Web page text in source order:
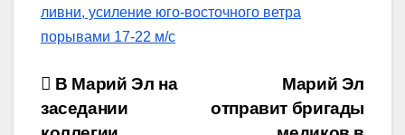
ливни, усиление юго-восточного ветра
порывами 17-22 м/с
Навигация
по
Марий Эл
отправит бригады
В Марий Эл на
заседании